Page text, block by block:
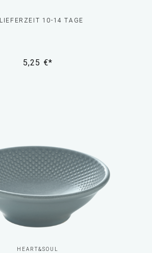
LIEFERZEIT 10-14 TAGE
5,25 €*
HEART&SOUL